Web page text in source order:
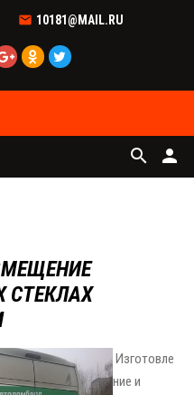
10181@MAIL.RU
person
search
СТЕКЛАХ
Изготовле
ние и